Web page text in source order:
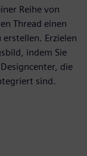
Reihe von
Thread einen
Erzielen
indem Sie
die
sind.